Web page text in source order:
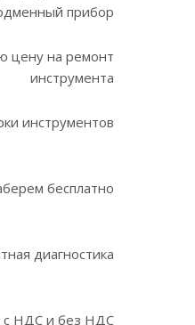
прибор
цену на ремонт
инструмента
инструментов
бесплатно
диагностика
с НДС и без НДС